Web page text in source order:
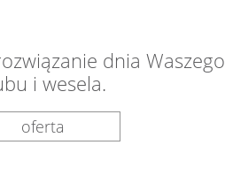
dnia Waszego
i wesela.
oferta